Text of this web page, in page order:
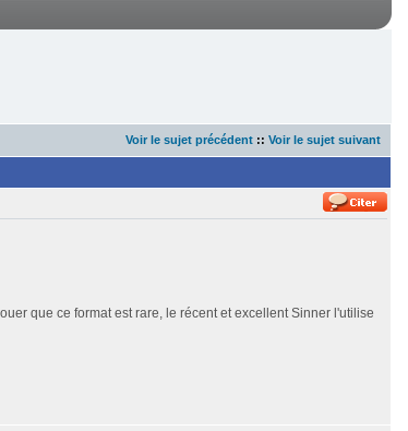
Voir le sujet précédent :: Voir le sujet suivant
que ce format est rare, le récent et excellent Sinner l'utilise